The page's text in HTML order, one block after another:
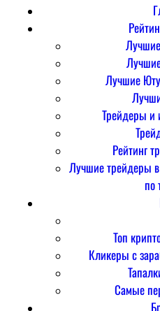
Лучшие
Трейдеры и
Рейтинг
Лучшие трейдеры
по
Топ
Кликеры с
Самые